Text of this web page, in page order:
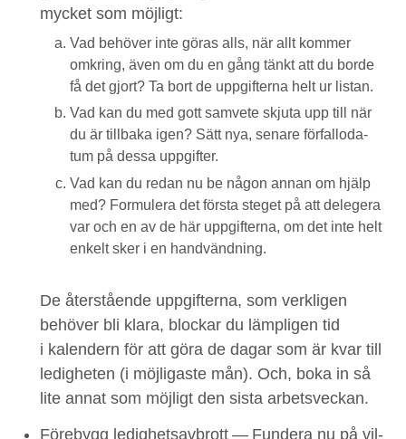
myck­et som möjligt:
Vad behöver inte göras alls, när allt kom­mer
omkring, även om du en gång tänkt att du bor­de
få det gjort? Ta bort de uppgifter­na helt ur listan.
Vad kan du med gott samvete skju­ta upp till när
du är till­ba­ka igen? Sätt nya, senare för­fal­lo­da­
tum på dessa uppgifter.
Vad kan du redan nu be någon annan om hjälp
med? For­mulera det förs­ta steget på att delegera
var och en av de här uppgifter­na, om det inte helt
enkelt sker i en handvändning.
De åter­stående uppgifter­na, som verk­li­gen
behöver bli klara, blockar du lämpli­gen tid
i kalen­dern för att göra de dagar som är kvar till
ledigheten (i möjli­gaste mån). Och, boka in så
lite annat som möjligt den sista arbetsveckan.
Före­bygg ledighet­savbrott — Fun­dera nu på vil­